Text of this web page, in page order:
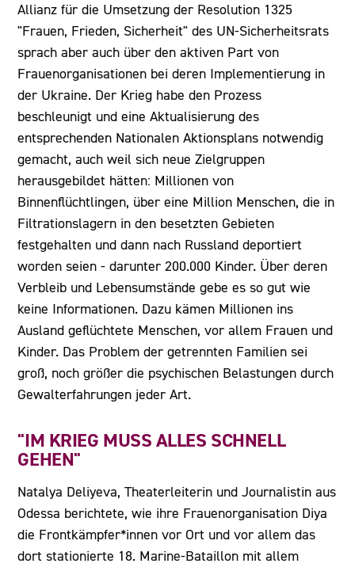
Allianz für die Umsetzung der Resolution 1325
"Frauen, Frieden, Sicherheit" des UN-Sicherheitsrats
sprach aber auch über den aktiven Part von
Frauenorganisationen bei deren Implementierung in
der Ukraine. Der Krieg habe den Prozess
beschleunigt und eine Aktualisierung des
entsprechenden Nationalen Aktionsplans notwendig
gemacht, auch weil sich neue Zielgruppen
herausgebildet hätten: Millionen von
Binnenflüchtlingen, über eine Million Menschen, die in
Filtrationslagern in den besetzten Gebieten
festgehalten und dann nach Russland deportiert
worden seien - darunter 200.000 Kinder. Über deren
Verbleib und Lebensumstände gebe es so gut wie
keine Informationen. Dazu kämen Millionen ins
Ausland geflüchtete Menschen, vor allem Frauen und
Kinder. Das Problem der getrennten Familien sei
groß, noch größer die psychischen Belastungen durch
Gewalterfahrungen jeder Art.
"IM KRIEG MUSS ALLES SCHNELL
GEHEN"
Natalya Deliyeva, Theaterleiterin und Journalistin aus
Odessa berichtete, wie ihre Frauenorganisation Diya
die Frontkämpfer*innen vor Ort und vor allem das
dort stationierte 18. Marine-Bataillon mit allem